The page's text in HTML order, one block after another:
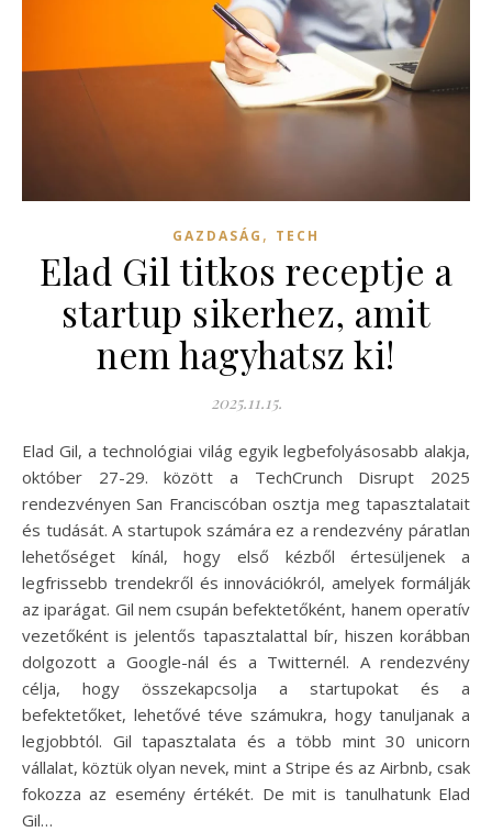
GAZDASÁG , TECH
Elad Gil titkos receptje a
startup sikerhez, amit
nem hagyhatsz ki!
2025.11.15.
Elad Gil, a technológiai világ egyik legbefolyásosabb alakja,
október 27-29. között a TechCrunch Disrupt 2025
rendezvényen San Franciscóban osztja meg tapasztalatait
és tudását. A startupok számára ez a rendezvény páratlan
lehetőséget kínál, hogy első kézből értesüljenek a
legfrissebb trendekről és innovációkról, amelyek formálják
az iparágat. Gil nem csupán befektetőként, hanem operatív
vezetőként is jelentős tapasztalattal bír, hiszen korábban
dolgozott a Google-nál és a Twitternél. A rendezvény
célja, hogy összekapcsolja a startupokat és a
befektetőket, lehetővé téve számukra, hogy tanuljanak a
legjobbtól. Gil tapasztalata és a több mint 30 unicorn
vállalat, köztük olyan nevek, mint a Stripe és az Airbnb, csak
fokozza az esemény értékét. De mit is tanulhatunk Elad
Gil…